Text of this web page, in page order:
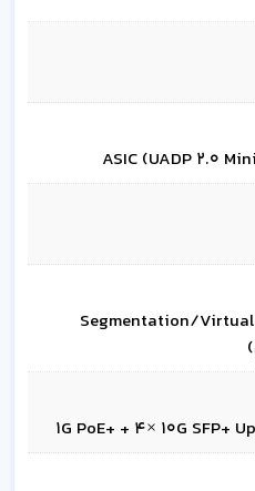
VLAN (802.1Q)، قابلیت‌های Segmentation/Virtual